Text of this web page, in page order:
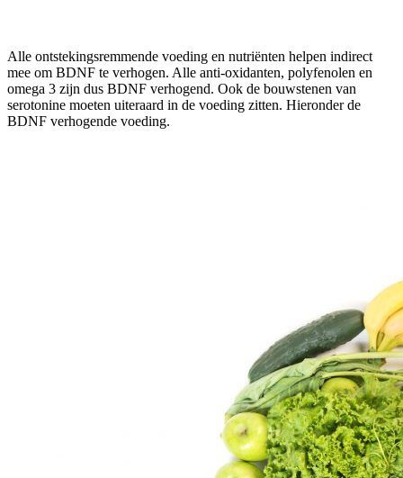
Alle ontstekingsremmende voeding en nutriënten helpen indirect
mee om BDNF te verhogen. Alle anti-oxidanten, polyfenolen en
omega 3 zijn dus BDNF verhogend. Ook de bouwstenen van
serotonine moeten uiteraard in de voeding zitten. Hieronder de
BDNF verhogende voeding.